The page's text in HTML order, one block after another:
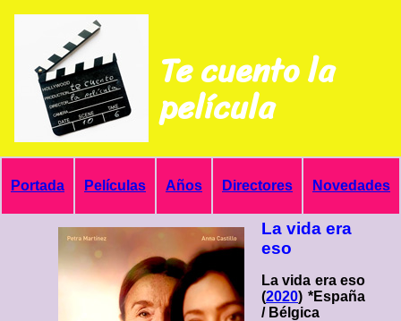
Te cuento la
película
Portada Películas Años Directores Novedades
La vida era
eso
La vida era eso
(2020) *España
/ Bélgica